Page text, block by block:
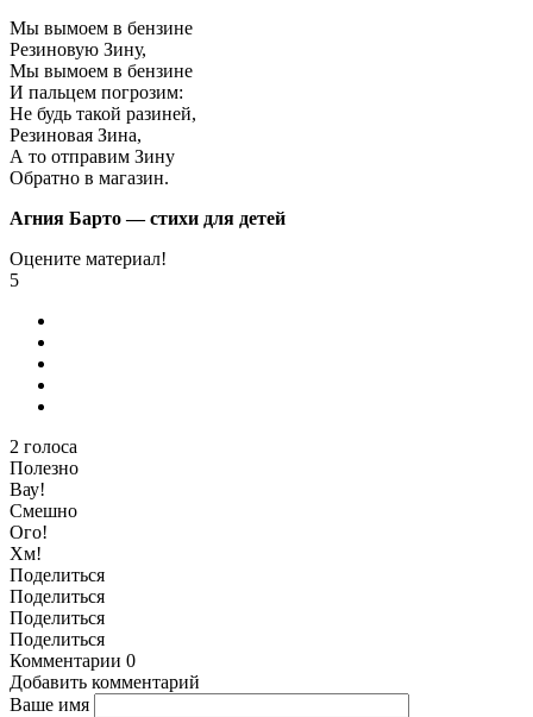
Мы вымоем в бензине
Резиновую Зину,
Мы вымоем в бензине
И пальцем погрозим:
Не будь такой разиней,
Резиновая Зина,
А то отправим Зину
Обратно в магазин.
Агния Барто — стихи для детей
Оцените материал!
5
2 голоса
Полезно
Вау!
Смешно
Ого!
Хм!
Поделиться
Поделиться
Поделиться
Поделиться
Комментарии 0
Добавить комментарий
Ваше имя